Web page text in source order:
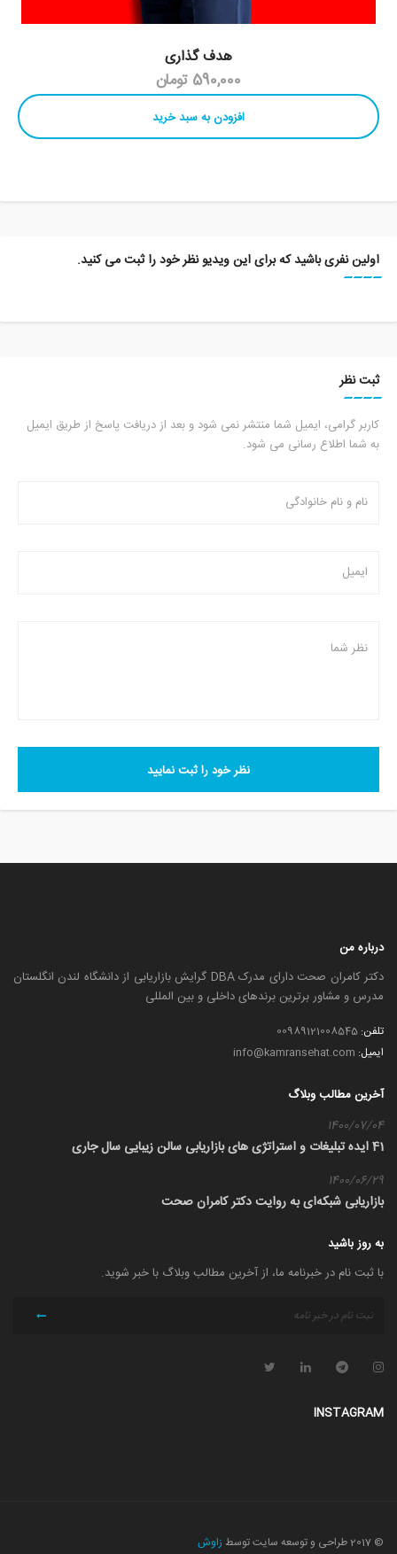
هدف گذاری
590,000 تومان
افزودن به سبد خرید
اولین نفری باشید که برای این ویدیو نظر خود را ثبت می کنید.
ثبت نظر
کاربر گرامی، ایمیل شما منتشر نمی شود و بعد از دریافت پاسخ از طریق ایمیل
به شما اطلاع رسانی می شود.
نظر خود را ثبت نمایید
درباره من
دکتر کامران صحت دارای مدرک DBA گرایش بازاریابی از دانشگاه لندن انگلستان
مدرس و مشاور برترین برندهای داخلی و بین المللی
تلفن:
ایمیل:
آخرین مطالب وبلاگ
1400/07/04
41 ایده تبلیغات و استراتژی های بازاریابی سالن زیبایی سال جاری
1400/06/29
بازاریابی شبکه‌ای به روایت دکتر کامران صحت
به روز باشید
با ثبت نام در خبرنامه ما، از آخرین مطالب وبلاگ با خبر شوید.
INSTAGRAM
© 2017 طراحی و توسعه سایت توسط زاوش